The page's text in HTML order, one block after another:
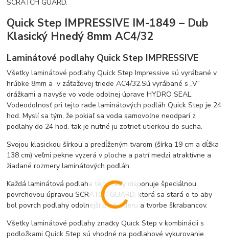
SCRATCH GUARD.
Quick Step IMPRESSIVE IM-1849 – Dub
Klasický Hnedý 8mm AC4/32
Laminátové podlahy Quick Step IMPRESSIVE
Všetky laminátové podlahy Quick Step Impressive sú vyrábané v
hrúbke 8mm a v záťažovej triede AC4/32.Sú vyrábané s „V“
drážkami a navyše vo vode odolnej úprave HYDRO SEAL.
Vodeodolnosť pri tejto rade laminátových podláh Quick Step je 24
hod. Myslí sa tým, že pokiaľ sa voda samovoľne neodparí z
podlahy do 24 hod. tak je nutné ju zotrieť utierkou do sucha.
Svojou klasickou šírkou a predĺženým tvarom (šírka 19 cm a dĺžka
138 cm) veľmi pekne vyzerá v ploche a patrí medzi atraktívne a
žiadané rozmery laminátových podláh.
Každá laminátová podlaha tejto rady disponuje špeciálnou
povrchovou úpravou SCRATCH GUARD, ktorá sa stará o to aby
bol povrch podlahy odolnejší proti oderu a tvorbe škrabancov.
Všetky laminátové podlahy značky Quick Step v kombinácii s
podložkami Quick Step sú vhodné na podlahové vykurovanie.